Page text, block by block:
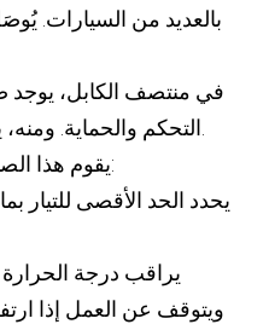
بالعديد من السيارات.
في منتصف الكابل، يوجد
يقوم هذا الصندوق عادة بثلاثة أشياء رئيسية:
يحدد الحد الأقصى للتيار
يراقب درجة
ويتوقف عن العمل إذا